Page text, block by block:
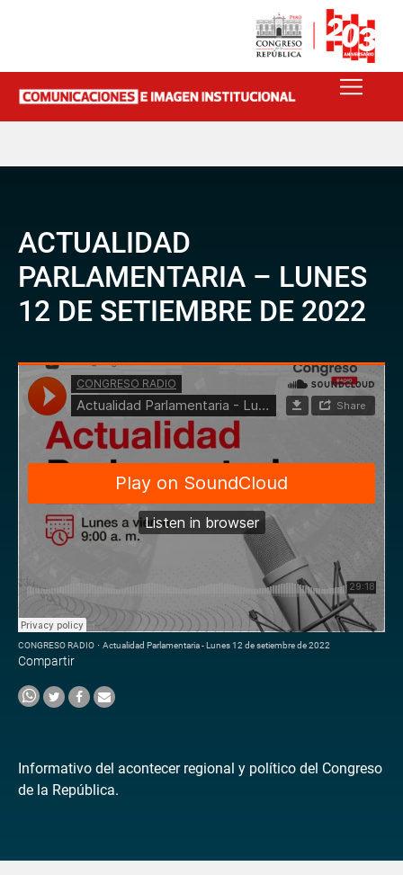
ACTUALIDAD
PARLAMENTARIA – LUNES
12 DE SETIEMBRE DE 2022
CONGRESO RADIO · Actualidad Parlamentaria - Lunes 12 de setiembre de 2022
Compartir
Informativo del acontecer regional y político del Congreso
de la República.